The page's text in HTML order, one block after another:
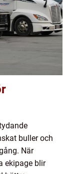
buller och
När
ekipage blir